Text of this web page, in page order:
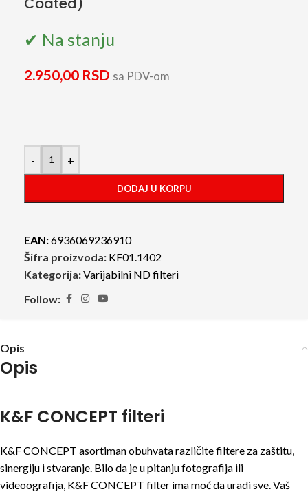
✔ Na stanju
2.950,00 RSD sa PDV-om
- +
DODAJ U KORPU
EAN:6936069236910
Šifra proizvoda: KF01.1402
Kategorija:Varijabilni ND filteri
Follow:
Opis
Opis
K&F CONCEPT filteri
K&F CONCEPT asortiman obuhvata različite filtere za zaštitu,
sinergiju i stvaranje. Bilo da je u pitanju fotografija ili
videoografija, K&F CONCEPT filter ima moć da uradi sve. Vaš